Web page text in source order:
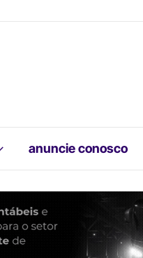
anuncie conosco